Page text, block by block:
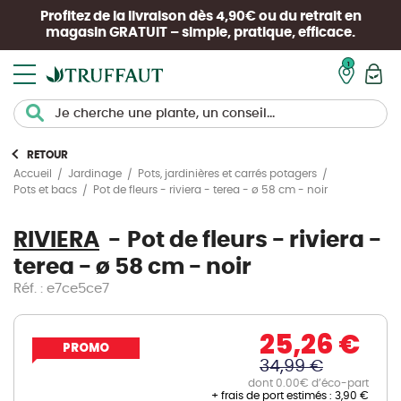
Profitez de la livraison dès 4,90€ ou du retrait en
magasin GRATUIT – simple, pratique, efficace.
RETOUR
Accueil
Jardinage
Pots, jardinières et carrés potagers
Pots et bacs
Pot de fleurs - riviera - terea - ø 58 cm - noir
RIVIERA
Pot de fleurs - riviera -
terea - ø 58 cm - noir
Réf. : e7ce5ce7
PROMO 25,26 €
34,99 €
dont 0.00€ d’éco-part
+ frais de port estimés : 3,90 €